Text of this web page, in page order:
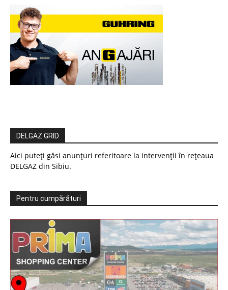
DELGAZ GRID
Aici puteți găsi anunțuri referitoare la intervenții în rețeaua
DELGAZ din Sibiu.
Pentru cumpărături